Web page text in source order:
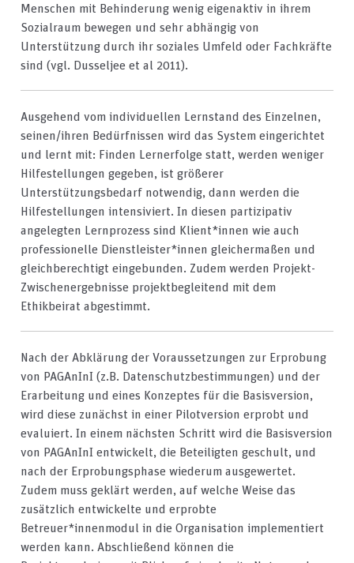
Menschen mit Behinderung wenig eigenaktiv in ihrem
Sozialraum bewegen und sehr abhängig von
Unterstützung durch ihr soziales Umfeld oder Fachkräfte
sind (vgl. Dusseljee et al 2011).
Ausgehend vom individuellen Lernstand des Einzelnen,
seinen/ihren Bedürfnissen wird das System eingerichtet
und lernt mit: Finden Lernerfolge statt, werden weniger
Hilfestellungen gegeben, ist größerer
Unterstützungsbedarf notwendig, dann werden die
Hilfestellungen intensiviert. In diesen partizipativ
angelegten Lernprozess sind Klient*innen wie auch
professionelle Dienstleister*innen gleichermaßen und
gleichberechtigt eingebunden. Zudem werden Projekt-
Zwischenergebnisse projektbegleitend mit dem
Ethikbeirat abgestimmt.
Nach der Abklärung der Voraussetzungen zur Erprobung
von PAGAnInI (z.B. Datenschutzbestimmungen) und der
Erarbeitung und eines Konzeptes für die Basisversion,
wird diese zunächst in einer Pilotversion erprobt und
evaluiert. In einem nächsten Schritt wird die Basisversion
von PAGAnInI entwickelt, die Beteiligten geschult, und
nach der Erprobungsphase wiederum ausgewertet.
Zudem muss geklärt werden, auf welche Weise das
zusätzlich entwickelte und erprobte
Betreuer*innenmodul in die Organisation implementiert
werden kann. Abschließend können die